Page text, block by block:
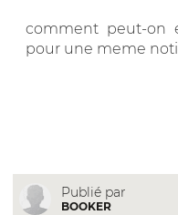
comment peut-on
pour une meme
Publié par
BOOKER